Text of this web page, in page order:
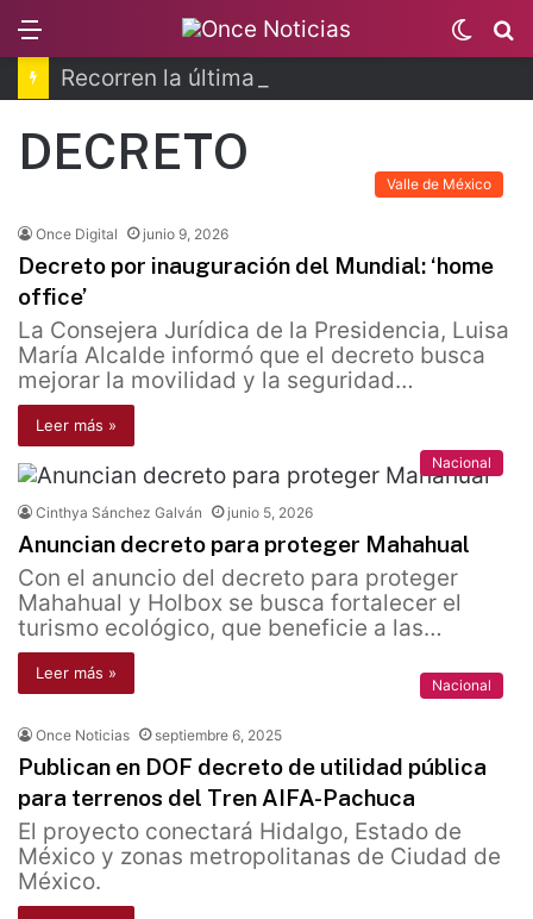
Switch
skin
DECRETO
Valle de México
Once Digital junio 9, 2026
Decreto por inauguración del Mundial: ‘home
office’
La Consejera Jurídica de la Presidencia, Luisa
María Alcalde informó que el decreto busca
mejorar la movilidad y la seguridad…
Leer más »
Nacional
Cinthya Sánchez Galván junio 5, 2026
Anuncian decreto para proteger Mahahual
Con el anuncio del decreto para proteger
Mahahual y Holbox se busca fortalecer el
turismo ecológico, que beneficie a las…
Leer más »
Nacional
Once Noticias septiembre 6, 2025
Publican en DOF decreto de utilidad pública
para terrenos del Tren AIFA-Pachuca
El proyecto conectará Hidalgo, Estado de
México y zonas metropolitanas de Ciudad de
México.